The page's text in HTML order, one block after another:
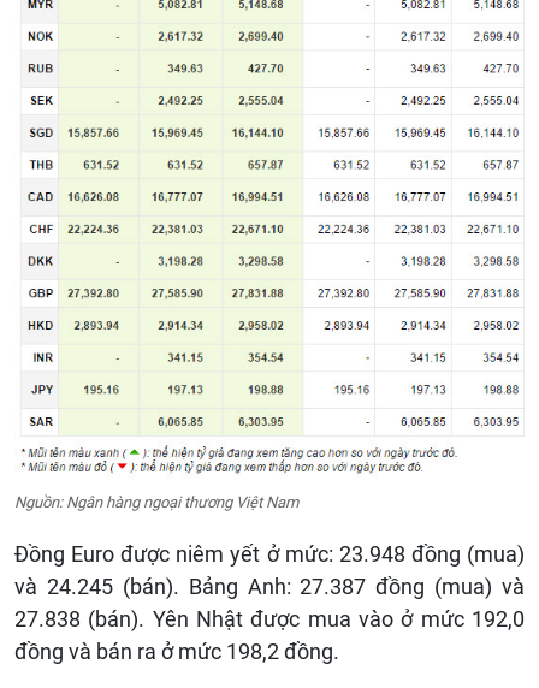
Nguồn: Ngân hàng ngoại thương Việt Nam
Đồng Euro được niêm yết ở mức: 23.948 đồng (mua)
và 24.245 (bán). Bảng Anh: 27.387 đồng (mua) và
27.838 (bán). Yên Nhật được mua vào ở mức 192,0
đồng và bán ra ở mức 198,2 đồng.